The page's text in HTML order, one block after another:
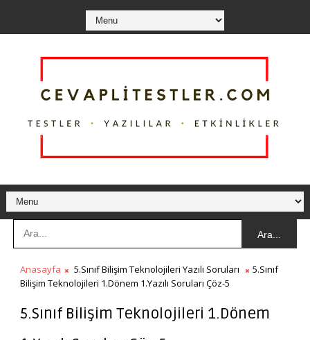
Ara...
Anasayfa 5.Sınıf Bilişim Teknolojileri Yazılı Soruları
5.Sınıf
Bilişim Teknolojileri 1.Dönem 1.Yazılı Soruları Çöz-5
5.Sınıf Bilişim Teknolojileri 1.Dönem